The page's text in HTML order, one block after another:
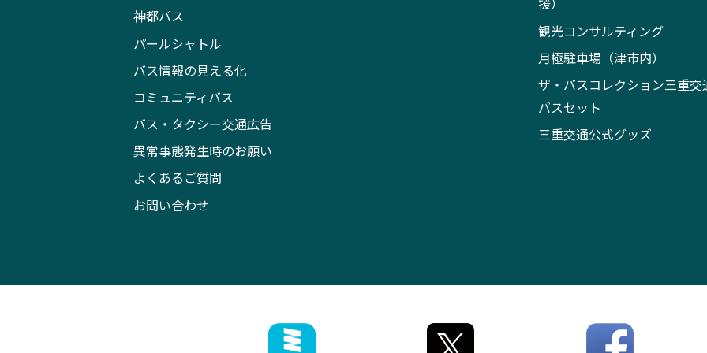
神都バス
パールシャトル
バス情報の見える化
コミュニティバス
バス・タクシー交通広告
異常事態発生時のお願い
よくあるご質問
お問い合わせ
観光コンサルティング
月極駐車場（津市内）
ザ・バスコレクション三重交
バスセット
三重交通公式グッズ